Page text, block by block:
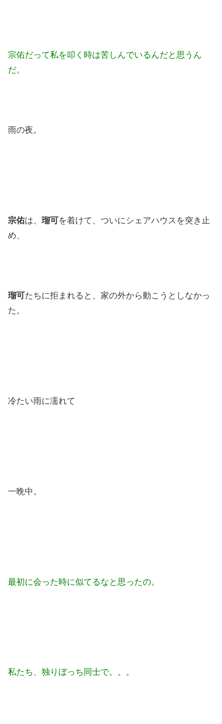
宗佑だって私を叩く時は苦しんでいるんだと思うん
だ。
雨の夜。
宗佑は、 瑠可を着けて、ついにシェアハウスを突き止
め、
瑠可たちに拒まれると、家の外から動こうとしなかっ
た。
冷たい雨に濡れて
一晩中。
最初に会った時に似てるなと思ったの。
私たち、独りぼっち同士で。。。